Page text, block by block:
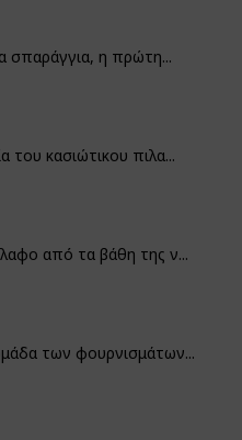
σπαράγγια, η πρώτη...
του κασιώτικου πιλα...
από τα βάθη της ν...
των φουρνισμάτων...